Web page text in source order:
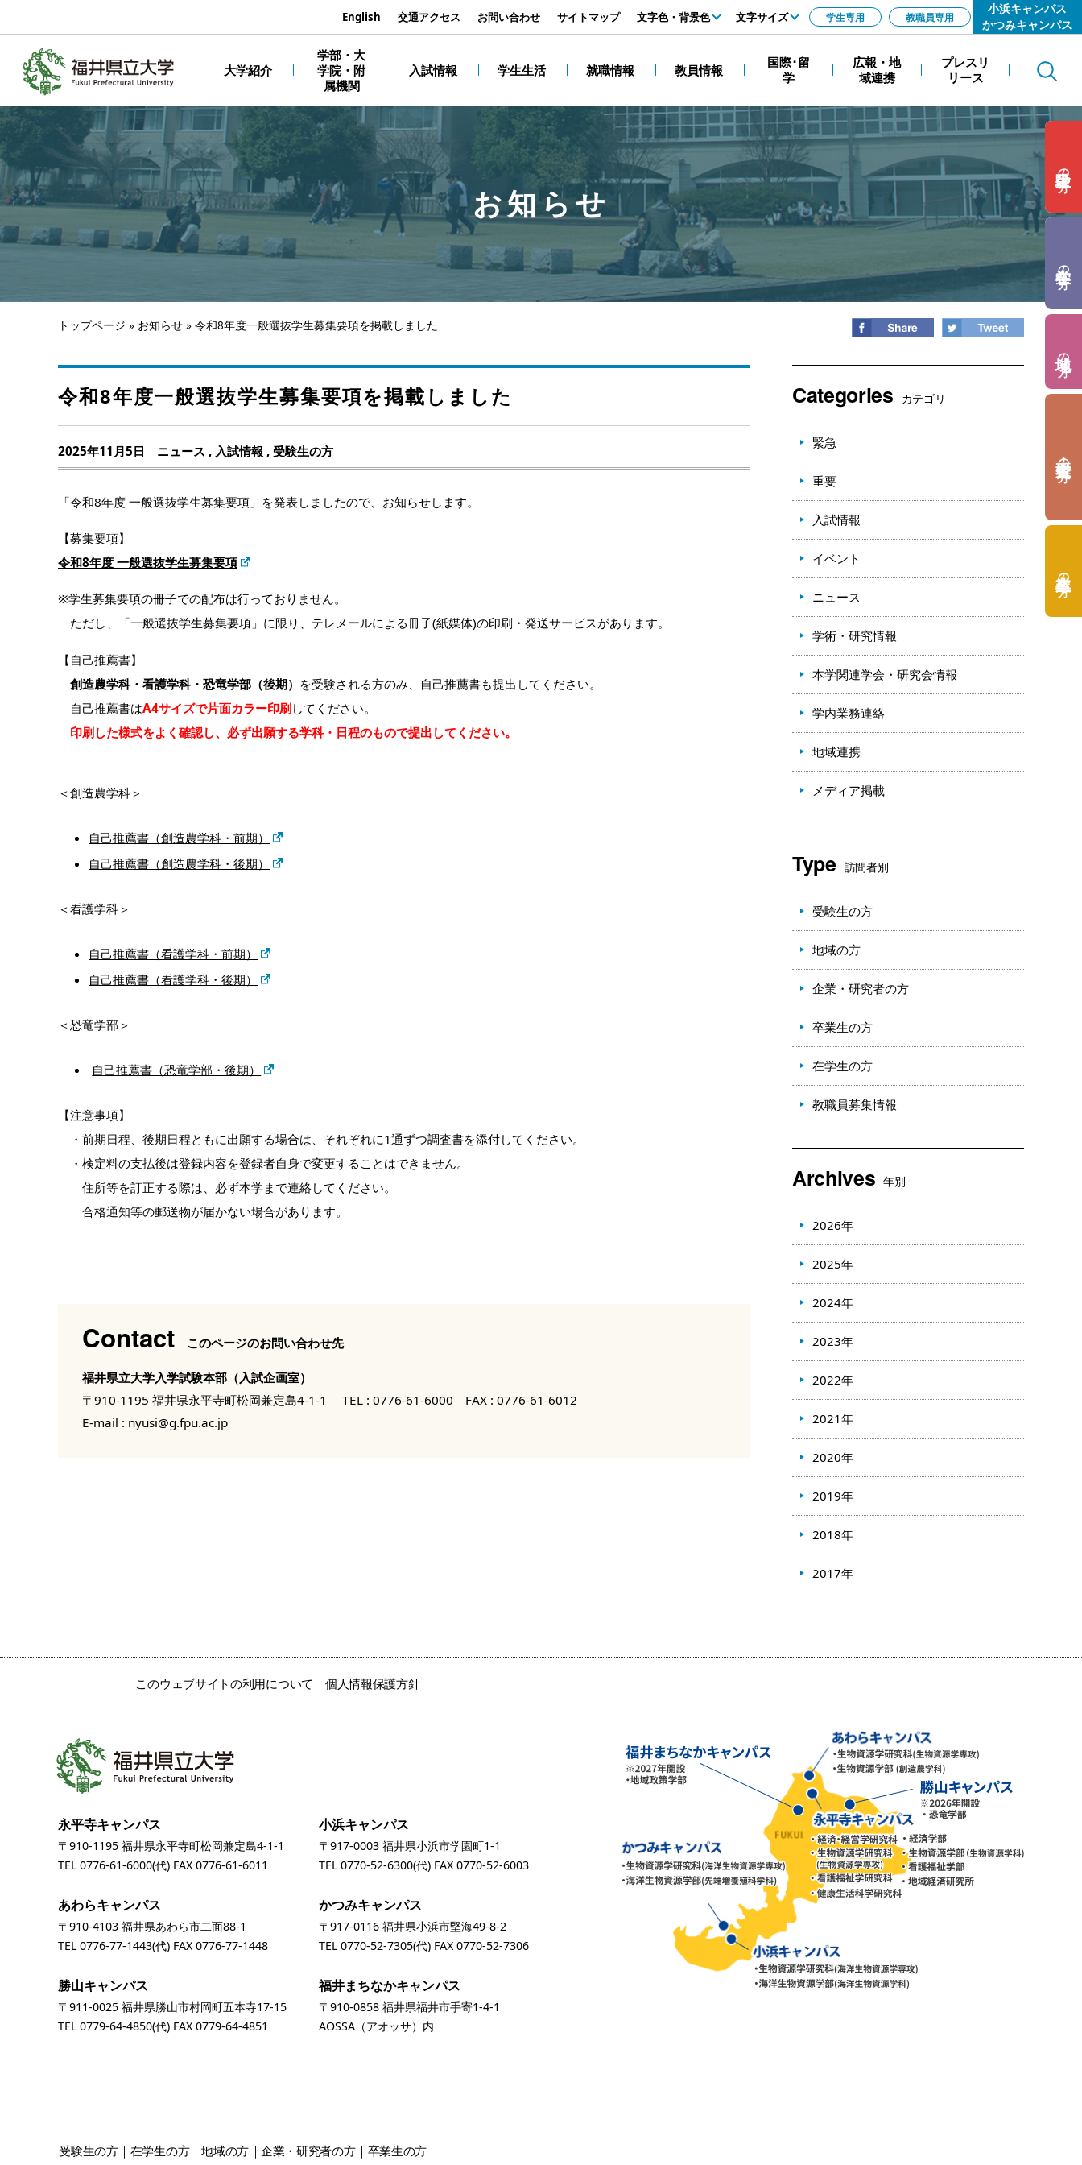
Search
大学紹介
学部・大
学院・附
属機関
入試情報 学生生活 就職情報 教員情報
国際･留
学
広報・地
域連携
プレスリ
リース
小浜キャンパス
かつみキャンパス
の方
の方
の方
の方
の方
English 交通アクセス お問い合わせ サイトマップ 文字色・背景色
黒
文字サイズ
拡大
学生専用 教職員専用
お知らせ
トップページ » お知らせ » 令和8年度一般選抜学生募集要項を掲載しました
令和8年度一般選抜学生募集要項を掲載しました
2025年11月5日 ニュース , 入試情報 , 受験生の方
「令和8年度 一般選抜学生募集要項」を発表しましたので、お知らせします。
【募集要項】
令和8年度 一般選抜学生募集要項
※学生募集要項の冊子での配布は行っておりません。
ただし、「一般選抜学生募集要項」に限り、テレメールによる冊子(紙媒体)の印刷・発送サービスがあります。
【自己推薦書】
創造農学科・看護学科・恐竜学部（後期） を受験される方のみ、自己推薦書も提出してください。
自己推薦書はA4サイズで片面カラー印刷してください。
印刷した様式をよく確認し、必ず出願する学科・日程のもので提出してください。
＜創造農学科＞
自己推薦書（創造農学科・前期）
自己推薦書（創造農学科・後期）
＜看護学科＞
自己推薦書（看護学科・前期）
自己推薦書（看護学科・後期）
＜恐竜学部＞
自己推薦書（恐竜学部・後期）
【注意事項】
・前期日程、後期日程ともに出願する場合は、それぞれに1通ずつ調査書を添付してください。
・検定料の支払後は登録内容を登録者自身で変更することはできません。
住所等を訂正する際は、必ず本学まで連絡してください。
合格通知等の郵送物が届かない場合があります。
Contact このページのお問い合わせ先
福井県立大学入学試験本部（入試企画室）
〒910-1195 福井県永平寺町松岡兼定島4-1-1
TEL : 0776-61-6000 FAX : 0776-61-6012
E-mail : nyusi@g.fpu.ac.jp
Categories カテゴリ
緊急
重要
入試情報
イベント
ニュース
学術・研究情報
本学関連学会・研究会情報
学内業務連絡
地域連携
メディア掲載
Type 訪問者別
受験生の方
地域の方
企業・研究者の方
卒業生の方
在学生の方
教職員募集情報
Archives 年別
2026年
2025年
2024年
2023年
2022年
2021年
2020年
2019年
2018年
2017年
このウェブサイトの利用について 個人情報保護方針
永平寺キャンパス
〒910-1195 福井県永平寺町松岡兼定島4-1-1
TEL0776-61-6000(代) FAX 0776-61-6011
小浜キャンパス
〒917-0003 福井県小浜市学園町1-1
TEL0770-52-6300(代) FAX 0770-52-6003
あわらキャンパス
〒910-4103 福井県あわら市二面88-1
TEL0776-77-1443(代) FAX 0776-77-1448
かつみキャンパス
〒917-0116 福井県小浜市堅海49-8-2
TEL0770-52-7305(代) FAX 0770-52-7306
勝山キャンパス
〒911-0025 福井県勝山市村岡町五本寺17-15
TEL0779-64-4850(代) FAX 0779-64-4851
福井まちなかキャンパス
〒910-0858 福井県福井市手寄1-4-1
AOSSA（アオッサ）内
受験生の方 在学生の方 地域の方 企業・研究者の方 卒業生の方